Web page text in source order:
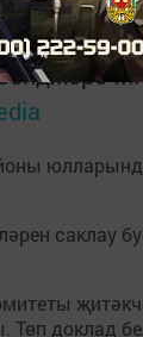
в
саклау
доклад